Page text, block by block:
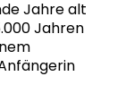
Jahre alt
Jahren